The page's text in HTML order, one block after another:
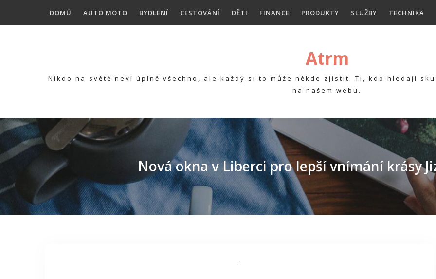
DOMŮ AUTO MOTO BYDLENÍ CESTOVÁNÍ DĚTI FINANCE PRODUKTY SLUŽBY TECHNIKA
Atrm
Nikdo na světě neví úplně všechno, ale každý si to může někde zjistit. Ti, kdo hledají
na našem webu.
Nová okna v Liberci pro lepší vnímání krásy